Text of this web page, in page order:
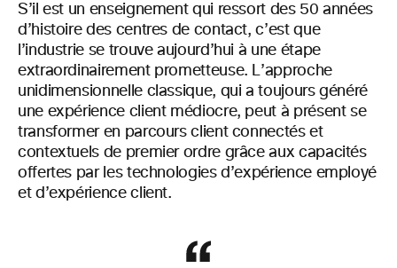
S’il est un enseignement qui ressort des 50 années
d’histoire des centres de contact, c’est que
l’industrie se trouve aujourd’hui à une étape
extraordinairement prometteuse. L’approche
unidimensionnelle classique, qui a toujours généré
une expérience client médiocre, peut à présent se
transformer en parcours client connectés et
contextuels de premier ordre grâce aux capacités
offertes par les technologies d’expérience employé
et d’expérience client.